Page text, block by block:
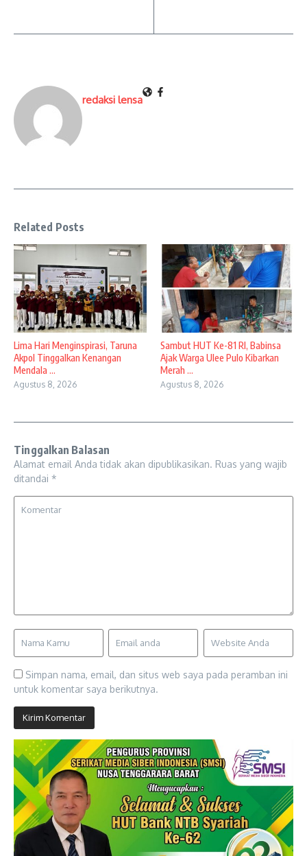
redaksi lensa
Related Posts
Lima Hari Menginspirasi, Taruna
Akpol Tinggalkan Kenangan
Mendala ...
Agustus 8, 2026
Sambut HUT Ke-81 RI, Babinsa
Ajak Warga Ulee Pulo Kibarkan
Merah ...
Agustus 8, 2026
Tinggalkan Balasan
Alamat email Anda tidak akan dipublikasikan. Ruas yang wajib
ditandai *
Simpan nama, email, dan situs web saya pada peramban ini
untuk komentar saya berikutnya.